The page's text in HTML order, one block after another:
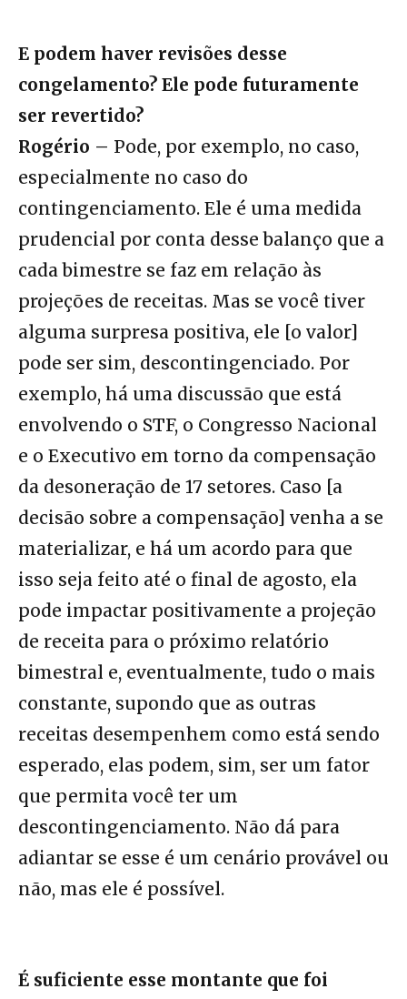
E podem haver revisões desse
congelamento? Ele pode futuramente
ser revertido?
Rogério – Pode, por exemplo, no caso,
especialmente no caso do
contingenciamento. Ele é uma medida
prudencial por conta desse balanço que a
cada bimestre se faz em relação às
projeções de receitas. Mas se você tiver
alguma surpresa positiva, ele [o valor]
pode ser sim, descontingenciado. Por
exemplo, há uma discussão que está
envolvendo o STF, o Congresso Nacional
e o Executivo em torno da compensação
da desoneração de 17 setores. Caso [a
decisão sobre a compensação] venha a se
materializar, e há um acordo para que
isso seja feito até o final de agosto, ela
pode impactar positivamente a projeção
de receita para o próximo relatório
bimestral e, eventualmente, tudo o mais
constante, supondo que as outras
receitas desempenhem como está sendo
esperado, elas podem, sim, ser um fator
que permita você ter um
descontingenciamento. Não dá para
adiantar se esse é um cenário provável ou
não, mas ele é possível.
É suficiente esse montante que foi